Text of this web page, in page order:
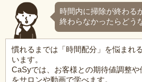
時間内に掃除が終わる
終わらなかったらどう
慣れるまでは「時間配分」を悩まれ
います。
CaSyでは、お客様との期待値調整
をサロンや動画で学べます。